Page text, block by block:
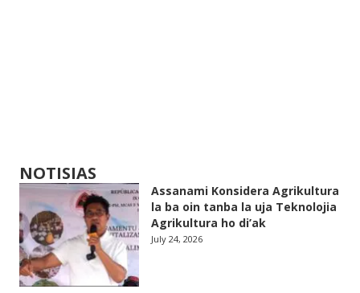
NOTISIAS
Assanami Konsidera Agrikultura
la ba oin tanba la uja Teknolojia
Agrikultura ho di’ak
July 24, 2026